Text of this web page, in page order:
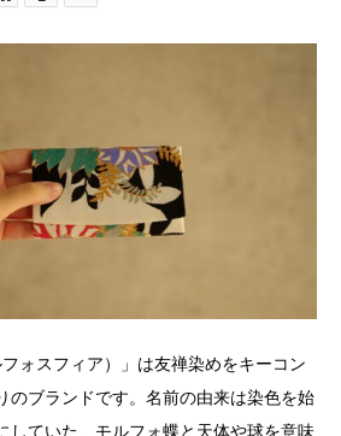
ォスフィア）」は友禅染めをキーコン
のブランドです。名前の由来は染色を始
していた、モルフォ蝶と天体や球を意味